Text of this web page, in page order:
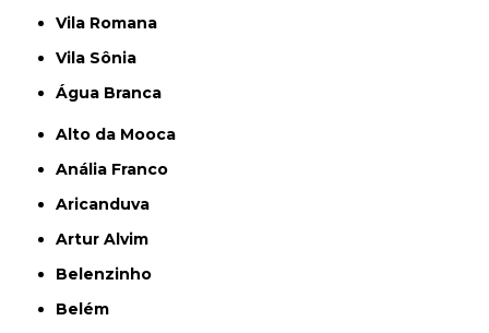
Vila Romana
Vila Sônia
Água Branca
Alto da Mooca
Anália Franco
Aricanduva
Artur Alvim
Belenzinho
Belém